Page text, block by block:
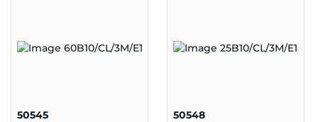
50545 50548